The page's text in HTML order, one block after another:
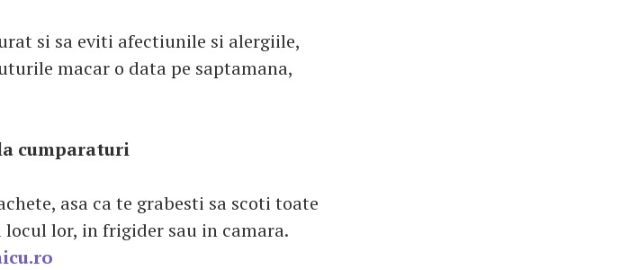
si sa eviti afectiunile si alergiile,
macar o data pe saptamana,
cumparaturi
asa ca te grabesti sa scoti toate
locul lor, in frigider sau in camara.